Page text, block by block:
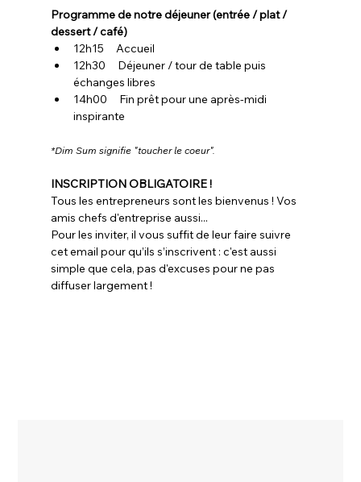
Programme de notre déjeuner (entrée / plat /
dessert / café)
12h15     Accueil
12h30     Déjeuner / tour de table puis
échanges libres
14h00     Fin prêt pour une après-midi
inspirante
*Dim Sum signifie "toucher le coeur".
INSCRIPTION OBLIGATOIRE !
Tous les entrepreneurs sont les bienvenus ! Vos
amis chefs d'entreprise aussi...
Pour les inviter, il vous suffit de leur faire suivre
cet email pour qu’ils s’inscrivent : c'est aussi
simple que cela, pas d'excuses pour ne pas
diffuser largement !